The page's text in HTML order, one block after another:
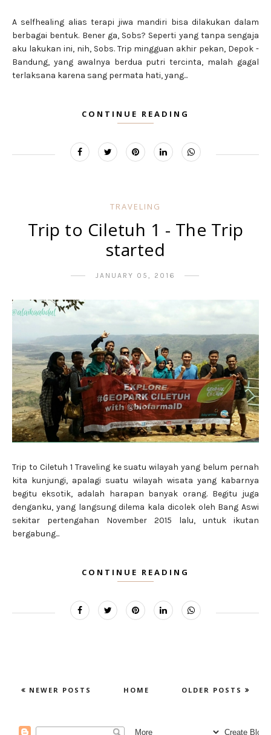
A selfhealing alias terapi jiwa mandiri bisa dilakukan dalam
berbagai bentuk. Bener ga, Sobs? Seperti yang tanpa sengaja
aku lakukan ini, nih, Sobs. Trip mingguan akhir pekan, Depok -
Bandung, yang awalnya berdua putri tercinta, malah gagal
terlaksana karena sang permata hati, yang...
CONTINUE READING
TRAVELING
Trip to Ciletuh 1 - The Trip
started
JANUARY 05, 2016
Trip to Ciletuh 1 Traveling ke suatu wilayah yang belum pernah
kita kunjungi, apalagi suatu wilayah wisata yang kabarnya
begitu eksotik, adalah harapan banyak orang. Begitu juga
denganku, yang langsung dilema kala dicolek oleh Bang Aswi
sekitar pertengahan November 2015 lalu, untuk ikutan
bergabung...
CONTINUE READING
NEWER POSTS OLDER POSTS
HOME